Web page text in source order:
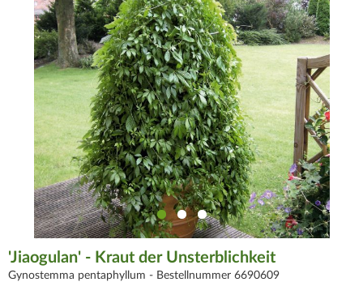
'Jiaogulan' - Kraut der Unsterblichkeit
Gynostemma pentaphyllum - Bestellnummer 6690609